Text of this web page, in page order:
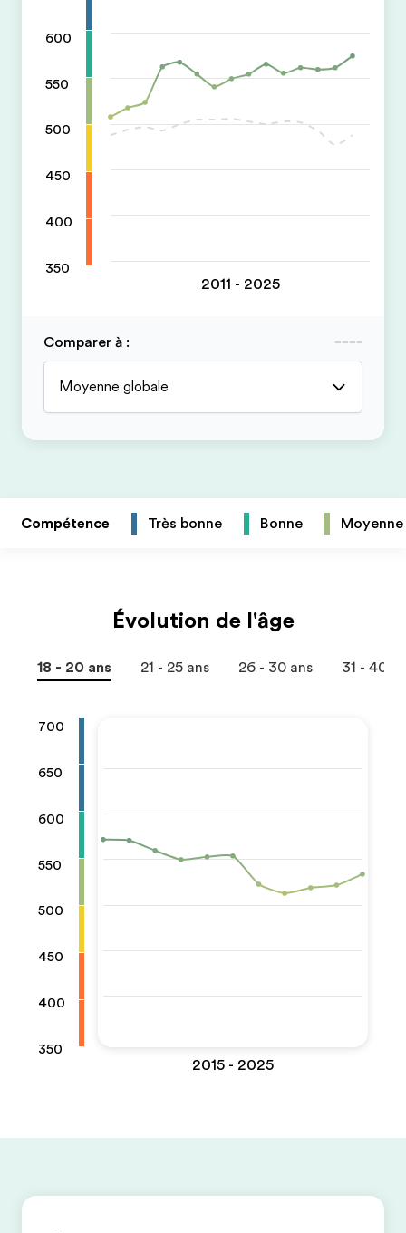
600
550
500
450
400
350
2011 - 2025
Comparer à :
Moyenne globale
Compétence Très bonne Bonne Moyenne
Évolution de l'âge
18 - 20 ans 21 - 25 ans 26 - 30 ans 31 - 40
700
650
600
550
500
450
400
350
2015 - 2025